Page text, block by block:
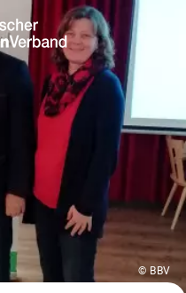
© BBV